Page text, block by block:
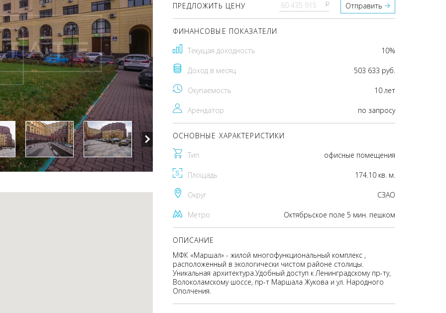
ПРЕДЛОЖИТЬ ЦЕНУ pуб Отправить
ФИНАНСОВЫЕ ПОКАЗАТЕЛИ
Текущая доходность 10%
Доход в месяц 503 633 руб.
Окупаемость 10 лет
Арендатор по запросу
ОСНОВНЫЕ ХАРАКТЕРИСТИКИ
Тип офисные помещения
Площадь 174.10 кв. м.
Округ CЗАО
Метро Октябрьское поле 5 мин. пешком
ОПИСАНИЕ
МФК «Маршал» - жилой многофункциональный комплекс ,
расположенный в экологически чистом районе столицы.
Уникальная архитектура.Удобный доступ к Ленинградскому пр-ту,
Волоколамскому шоссе, пр-т Маршала Жукова и ул. Народного
Ополчения.